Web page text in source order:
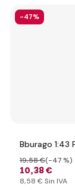
-47%
Bburago 1:43
10,38 €
19,58 €(-47 %)
8,58 € Sin IVA